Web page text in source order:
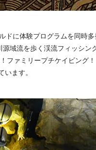
ドに体験プログラムを同時
域流を歩く渓流フィッシン
ファミリープチケイビング
ます。